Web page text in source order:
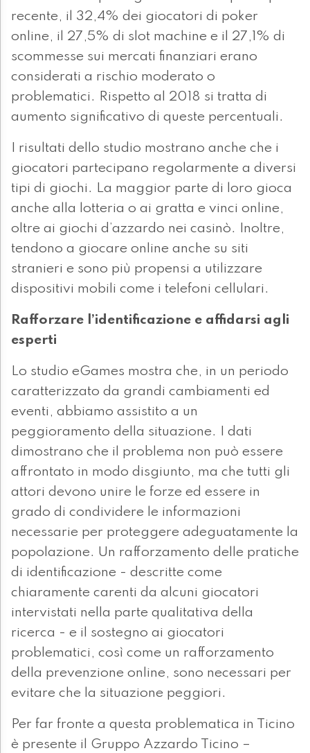
recente, il 32,4% dei giocatori di poker
online, il 27,5% di slot machine e il 27,1% di
scommesse sui mercati finanziari erano
considerati a rischio moderato o
problematici. Rispetto al 2018 si tratta di
aumento significativo di queste percentuali.
I risultati dello studio mostrano anche che i
giocatori partecipano regolarmente a diversi
tipi di giochi. La maggior parte di loro gioca
anche alla lotteria o ai gratta e vinci online,
oltre ai giochi d’azzardo nei casinò. Inoltre,
tendono a giocare online anche su siti
stranieri e sono più propensi a utilizzare
dispositivi mobili come i telefoni cellulari.
Rafforzare l’identificazione e affidarsi agli
esperti
Lo studio eGames mostra che, in un periodo
caratterizzato da grandi cambiamenti ed
eventi, abbiamo assistito a un
peggioramento della situazione. I dati
dimostrano che il problema non può essere
affrontato in modo disgiunto, ma che tutti gli
attori devono unire le forze ed essere in
grado di condividere le informazioni
necessarie per proteggere adeguatamente la
popolazione. Un rafforzamento delle pratiche
di identificazione - descritte come
chiaramente carenti da alcuni giocatori
intervistati nella parte qualitativa della
ricerca - e il sostegno ai giocatori
problematici, così come un rafforzamento
della prevenzione online, sono necessari per
evitare che la situazione peggiori.
Per far fronte a questa problematica in Ticino
è presente il Gruppo Azzardo Ticino –